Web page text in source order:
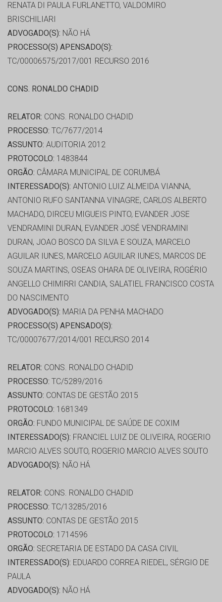
RENATA DI PAULA FURLANETTO, VALDOMIRO
BRISCHILIARI
ADVOGADO(S): NÃO HÁ
PROCESSO(S) APENSADO(S):
TC/00006575/2017/001 RECURSO 2016
CONS. RONALDO CHADID
RELATOR: CONS. RONALDO CHADID
PROCESSO: TC/7677/2014
ASSUNTO: AUDITORIA 2012
PROTOCOLO: 1483844
ORGÃO: CÂMARA MUNICIPAL DE CORUMBÁ
INTERESSADO(S): ANTONIO LUIZ ALMEIDA VIANNA,
ANTONIO RUFO SANTANNA VINAGRE, CARLOS ALBERTO
MACHADO, DIRCEU MIGUEIS PINTO, EVANDER JOSE
VENDRAMINI DURAN, EVANDER JOSÉ VENDRAMINI
DURAN, JOAO BOSCO DA SILVA E SOUZA, MARCELO
AGUILAR IUNES, MARCELO AGUILAR IUNES, MARCOS DE
SOUZA MARTINS, OSEAS OHARA DE OLIVEIRA, ROGÉRIO
ANGELLO CHIMIRRI CANDIA, SALATIEL FRANCISCO COSTA
DO NASCIMENTO
ADVOGADO(S): MARIA DA PENHA MACHADO
PROCESSO(S) APENSADO(S):
TC/00007677/2014/001 RECURSO 2014
RELATOR: CONS. RONALDO CHADID
PROCESSO: TC/5289/2016
ASSUNTO: CONTAS DE GESTÃO 2015
PROTOCOLO: 1681349
ORGÃO: FUNDO MUNICIPAL DE SAÚDE DE COXIM
INTERESSADO(S): FRANCIEL LUIZ DE OLIVEIRA, ROGERIO
MARCIO ALVES SOUTO, ROGERIO MARCIO ALVES SOUTO
ADVOGADO(S): NÃO HÁ
RELATOR: CONS. RONALDO CHADID
PROCESSO: TC/13285/2016
ASSUNTO: CONTAS DE GESTÃO 2015
PROTOCOLO: 1714596
ORGÃO: SECRETARIA DE ESTADO DA CASA CIVIL
INTERESSADO(S): EDUARDO CORREA RIEDEL, SÉRGIO DE
PAULA
ADVOGADO(S): NÃO HÁ